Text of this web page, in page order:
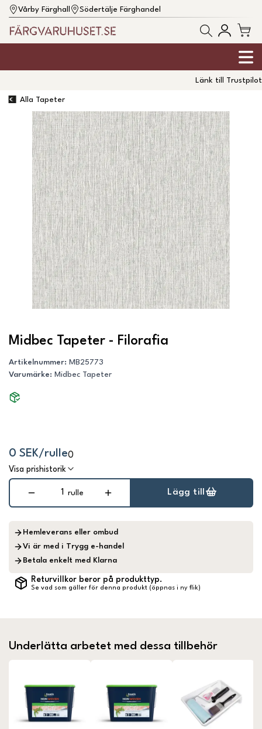
Vårby Färghall Södertälje Färghandel
Länk till Trustpilot
Alla Tapeter
Midbec Tapeter - Filorafia
Artikelnummer: MB25773
Varumärke: Midbec Tapeter
0 SEK/rulle0
Visa prishistorik
rulle Lägg till
Hemleverans eller ombud
Vi är med i Trygg e-handel
Betala enkelt med Klarna
Returvillkor beror på produkttyp.
Se vad som gäller för denna produkt (öppnas i ny flik)
Underlätta arbetet med dessa tillbehör